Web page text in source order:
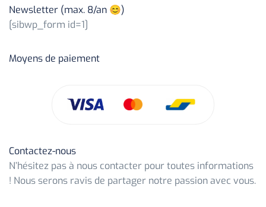
Newsletter (max. 8/an 😊)
[sibwp_form id=1]
Moyens de paiement
Contactez-nous
N’hésitez pas à nous contacter pour toutes informations
! Nous serons ravis de partager notre passion avec vous.